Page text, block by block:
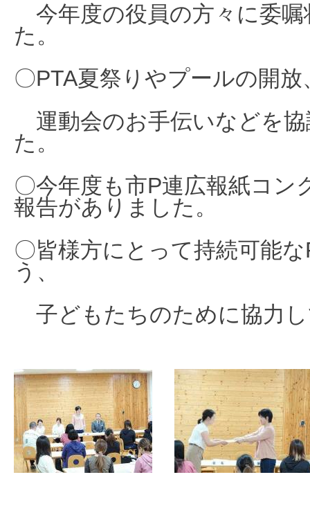
今年度の役員の方々に委
た。
〇PTA夏祭りやプールの開放
運動会のお手伝いなどを
た。
〇今年度も市P連広報紙コン
報告がありました。
〇皆様方にとって持続可能
う、
子どもたちのために協力